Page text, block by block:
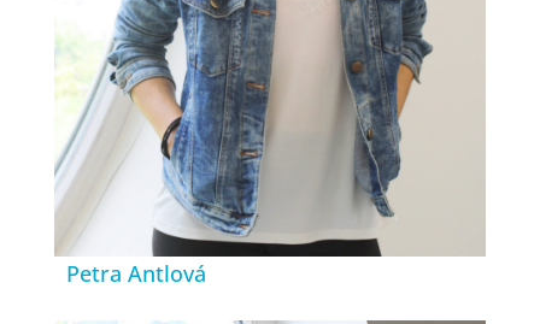
Petra Antlová